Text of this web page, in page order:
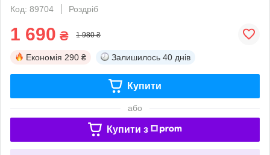
Код: 89704
Роздріб
1 690 ₴ 1 980 ₴
Економія 290 ₴ Залишилось 40 днів
Купити
або
Купити з